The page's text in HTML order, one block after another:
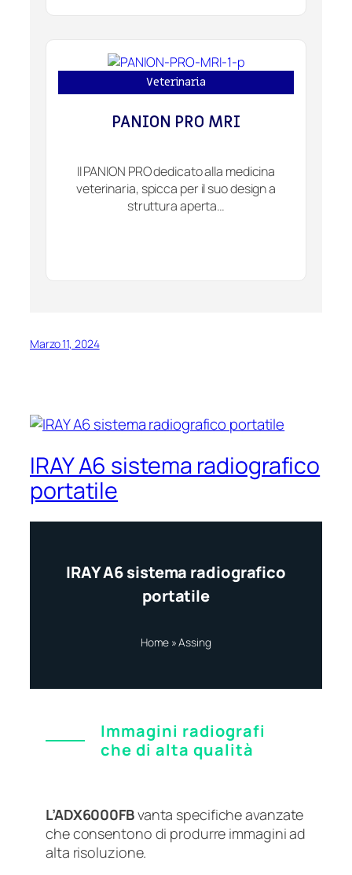
Veterinaria
PANION PRO MRI
Il PANION PRO dedicato alla medicina
veterinaria, spicca per il suo design a
struttura aperta…
Marzo 11, 2024
IRAY A6 sistema radiografico
portatile
IRAY A6 sistema radiografico
portatile
Home»Assing
Immagini radiografi
che di alta qualità
L’ADX6000FBvanta specifiche avanzate
che consentono di produrre immagini ad
alta risoluzione.